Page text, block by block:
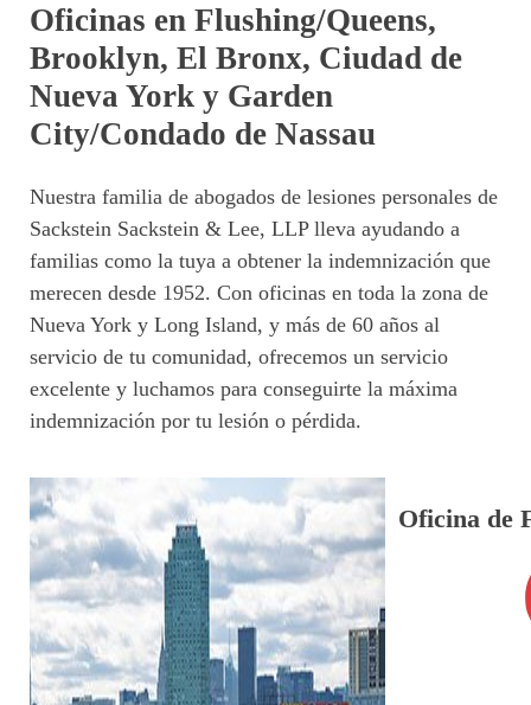
Oficinas en Flushing/Queens,
Brooklyn, El Bronx, Ciudad de
Nueva York y Garden
City/Condado de Nassau
Nuestra familia de abogados de lesiones personales de
Sackstein Sackstein & Lee, LLP lleva ayudando a
familias como la tuya a obtener la indemnización que
merecen desde 1952. Con oficinas en toda la zona de
Nueva York y Long Island, y más de 60 años al
servicio de tu comunidad, ofrecemos un servicio
excelente y luchamos para conseguirte la máxima
indemnización por tu lesión o pérdida.
Oficina de